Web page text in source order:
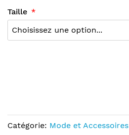
gallery
Taille
Catégorie: Mode et Accessoires